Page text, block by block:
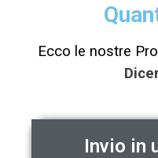
Ecco le nostre
Invio in